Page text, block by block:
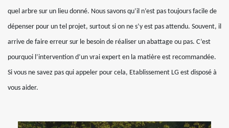
quel arbre sur un lieu donné. Nous savons qu’il n’est pas toujours facile de
dépenser pour un tel projet, surtout si on ne s’y est pas attendu. Souvent, il
arrive de faire erreur sur le besoin de réaliser un abattage ou pas. C’est
pourquoi l’intervention d’un vrai expert en la matière est recommandée.
Si vous ne savez pas qui appeler pour cela, Etablissement LG est disposé à
vous aider.